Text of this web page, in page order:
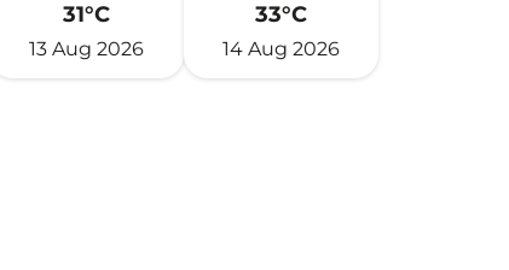
31°C
13 Aug 2026
33°C
14 Aug 2026